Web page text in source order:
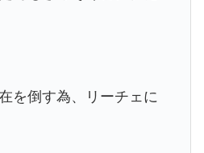
を倒す為、リーチェに